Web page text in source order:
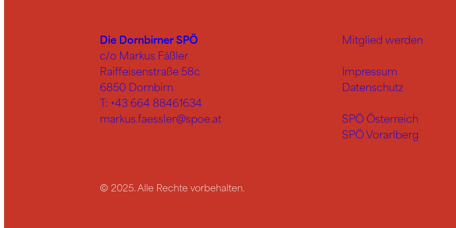
Die Dornbirner SPÖ
c/o Markus Fäßler
Raiffeisenstraße 58c
6850 Dornbirn
T: +43 664 88461634
markus.faessler@spoe.at
Mitglied werden
Impressum
Datenschutz
SPÖ Österreich
SPÖ Vorarlberg
© 2025. Alle Rechte vorbehalten.